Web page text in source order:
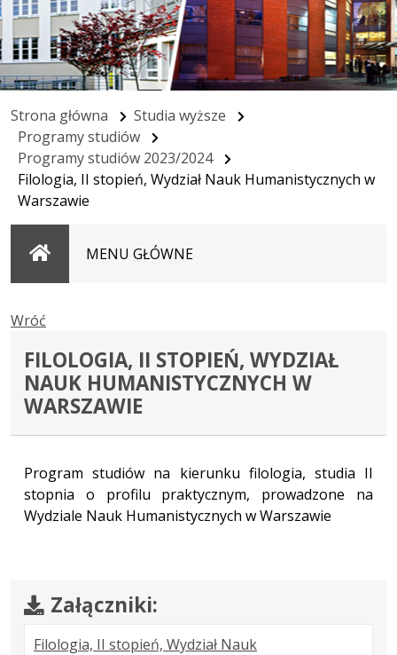
Strona główna
Studia wyższe
Programy studiów
Programy studiów 2023/2024
Filologia, II stopień, Wydział Nauk Humanistycznych w
Warszawie
StronaMENU GŁÓWNE
Wróć
FILOLOGIA, II STOPIEŃ, WYDZIAŁ
NAUK HUMANISTYCZNYCH W
WARSZAWIE
Program studiów na kierunku filologia, studia II
stopnia o profilu praktycznym, prowadzone na
Wydziale Nauk Humanistycznych w Warszawie
Załączniki:
Filologia, II stopień, Wydział Nauk